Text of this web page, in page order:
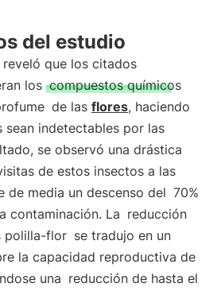
del estudio
que los citados
los compuestos químicos
de las flores, haciendo
sean indetectables por las
se observó una drástica
de estos insectos a las
de media un descenso del 70%
contaminación. La reducción
polilla-flor se tradujo en un
la capacidad reproductiva de
una reducción de hasta el